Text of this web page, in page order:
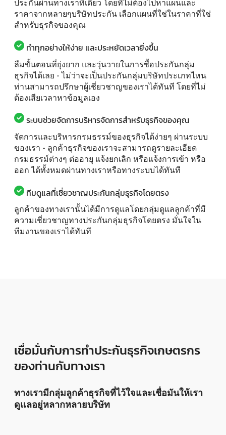
ประกันผ่านทางเราที่เดียว โดยที่ไม่ต้องไปหาแผนและ
ราคาจากหลายๆบริษัทประกัน เลือกแผนที่ใช่ในราคาที่ใช่
สำหรับธุรกิจของคุณ
ทำทุกอย่างให้ง่าย และประหยัดเวลายิ่งขึ้น
ลืมขั้นตอนที่ยุ่งยาก และวุ่นวายในการซื้อประกันกลุ่ม
ธุรกิจได้เลย - ไม่ว่าจะเป็นประกันกลุ่มบริษัทประเภทไหน
ท่านสามารถปรึกษาผู้เชี่ยวชาญของเราได้ทันที โดยที่ไม่
ต้องเสียเวลาหาข้อมูลเอง
ระบบช่วยจัดการบริหารจัดการสำหรับธุรกิจของคุณ
จัดการและบริหารกรมธรรม์ของธุรกิจได้ง่ายๆ ผ่านระบบ
ของเรา - ลูกค้าธุรกิจของเราจะสามารถดูรายละเอียด
กรมธรรม์ต่างๆ ต่ออายุ แจ้งยกเลิก หรือแจ้งการเข้า หรือ
ออก ได้ทั้งหมดผ่านทางเราหรือทางระบบได้ทันที
ทีมดูแลที่เชี่ยวชาญประกันกลุ่มธุรกิจโดยตรง
ลูกค้าของทางเรานั้นได้มีการดูแลโดยกลุ่มดูแลลูกค้าที่มี
ความเชี่ยวชาญทางประกันกลุ่มธุรกิจโดยตรง มั่นใจใน
ทีมงานของเราได้ทันที
เชื่อมั่นกับการทำประกันธุรกิจเกษตรกร
ของท่านกับทางเรา
ทางเรามีกลุ่มลูกค้าธุรกิจที่ไว้ใจและเชื่อมันให้เรา
ดูแลอยู่หลากหลายบริษัท